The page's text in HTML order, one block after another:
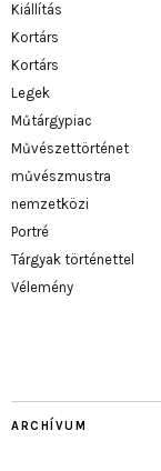
Kiállítás
Kortárs
Kortárs
Legek
Műtárgypiac
Művészettörténet
művészmustra
nemzetközi
Portré
Tárgyak történettel
Vélemény
ARCHÍVUM